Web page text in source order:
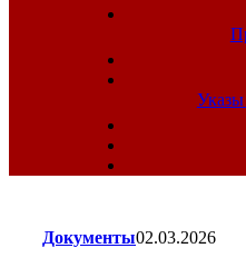
Указы
Документы02.03.2026